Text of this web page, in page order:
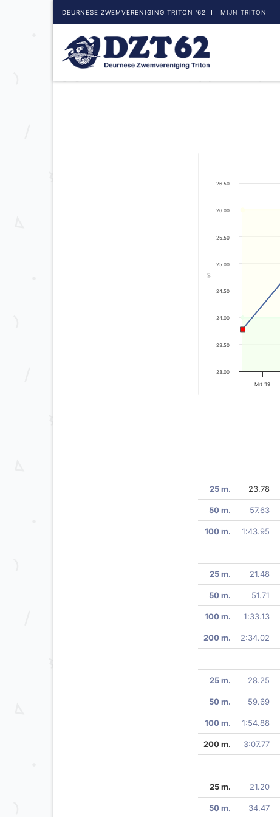
DEURNESE ZWEMVERENIGING TRITON '62 MIJN TRITON
Tijd
Mrt '19
23.00
23.50
24.00
24.50
25.00
25.50
26.00
26.50
25 m. 23.78
50 m. 57.63
100 m. 1:43.95
25 m. 21.48
50 m. 51.71
100 m. 1:33.13
200 m. 2:34.02
25 m. 28.25
50 m. 59.69
100 m. 1:54.88
200 m. 3:07.77
25 m. 21.20
50 m. 34.47